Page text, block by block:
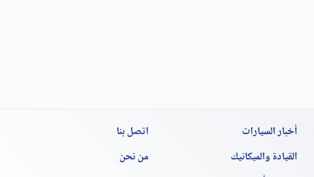
أخبار السيارات
القيادة والميكانيك
اتصل بنا
من نحن